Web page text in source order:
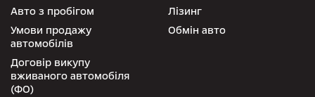
Авто з пробігом
Умови продажу
автомобілів
Договір викупу
вживаного автомобіля
(ФО)
Лізинг
Обмін авто